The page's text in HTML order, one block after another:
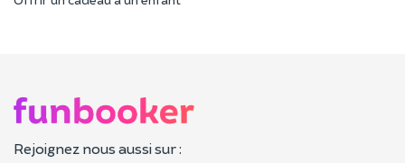
Rejoignez nous aussi sur :